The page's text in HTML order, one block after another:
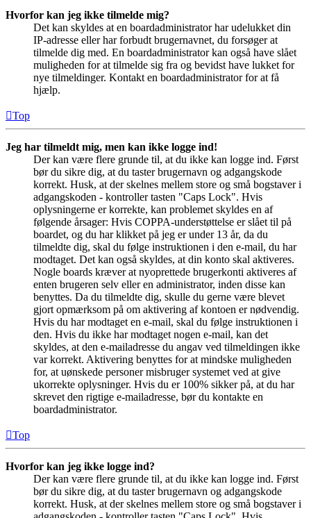
Hvorfor kan jeg ikke tilmelde mig?
Det kan skyldes at en boardadministrator har udelukket din
IP-adresse eller har forbudt brugernavnet, du forsøger at
tilmelde dig med. En boardadministrator kan også have slået
muligheden for at tilmelde sig fra og bevidst have lukket for
nye tilmeldinger. Kontakt en boardadministrator for at få
hjælp.
Top
Jeg har tilmeldt mig, men kan ikke logge ind!
Der kan være flere grunde til, at du ikke kan logge ind. Først
bør du sikre dig, at du taster brugernavn og adgangskode
korrekt. Husk, at der skelnes mellem store og små bogstaver i
adgangskoden - kontroller tasten "Caps Lock". Hvis
oplysningerne er korrekte, kan problemet skyldes en af
følgende årsager: Hvis COPPA-understøttelse er slået til på
boardet, og du har klikket på jeg er under 13 år, da du
tilmeldte dig, skal du følge instruktionen i den e-mail, du har
modtaget. Det kan også skyldes, at din konto skal aktiveres.
Nogle boards kræver at nyoprettede brugerkonti aktiveres af
enten brugeren selv eller en administrator, inden disse kan
benyttes. Da du tilmeldte dig, skulle du gerne være blevet
gjort opmærksom på om aktivering af kontoen er nødvendig.
Hvis du har modtaget en e-mail, skal du følge instruktionen i
den. Hvis du ikke har modtaget nogen e-mail, kan det
skyldes, at den e-mailadresse du angav ved tilmeldingen ikke
var korrekt. Aktivering benyttes for at mindske muligheden
for, at uønskede personer misbruger systemet ved at give
ukorrekte oplysninger. Hvis du er 100% sikker på, at du har
skrevet den rigtige e-mailadresse, bør du kontakte en
boardadministrator.
Top
Hvorfor kan jeg ikke logge ind?
Der kan være flere grunde til, at du ikke kan logge ind. Først
bør du sikre dig, at du taster brugernavn og adgangskode
korrekt. Husk, at der skelnes mellem store og små bogstaver i